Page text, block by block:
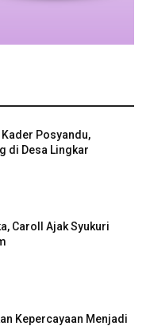
Kader Posyandu,
di Desa Lingkar
Caroll Ajak Syukuri
Kepercayaan Menjadi